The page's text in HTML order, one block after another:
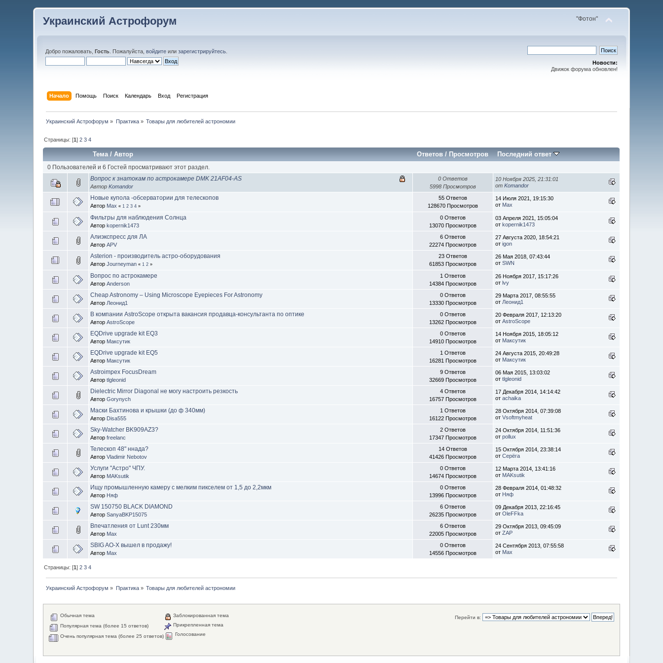
Украинский Астрофорум "Фотон"
Добро пожаловать,Гость . Пожалуйста,войдите илизарегистрируйтесь
Новости:
Движок форума обновлен!
Начало Помощь Поиск Календарь Вход Регистрация
Украинский Астрофорум » Практика» Товары для любителей астрономии
Страницы: [1]2 3 4
Тема/Автор Ответов /Просмотров Последний ответ
0 Пользователей и 6 Гостей просматривают этот раздел.
Вопрос к знатокам по астрокамере DMK 21AF04-AS
АвторKomandor
0 Ответов
5998 Просмотров
10 Ноября 2025, 21:31:01
отKomandor
Новые купола -обсерватории для телескопов
Автор Max « 1 2 3 4 »
55 Ответов
128670 Просмотров
14 Июля 2021, 19:15:30
от Max
Фильтры для наблюдения Солнца
Авторkopernik1473
0 Ответов
13070 Просмотров
03 Апреля 2021, 15:05:04
отkopernik1473
Алиэкспресс для ЛА
АвторAPV
6 Ответов
22274 Просмотров
27 Августа 2020, 18:54:21
отigon
Asterion - производитель астро-оборудования
АвторJourneyman « 1 2 »
23 Ответов
61853 Просмотров
26 Мая 2018, 07:43:44
отSWN
Вопрос по астрокамере
АвторAnderson
1 Ответов
14384 Просмотров
26 Ноября 2017, 15:17:26
отlvy
Cheap Astronomy – Using Microscope Eyepieces For Astronomy
Автор Леонид1
0 Ответов
13330 Просмотров
29 Марта 2017, 08:55:55
от Леонид1
В компании AstroScope открыта вакансия продавца-консультанта по оптике
АвторAstroScope
0 Ответов
13262 Просмотров
20 Февраля 2017, 12:13:20
отAstroScope
EQDrive upgrade kit EQ3
Автор Максутик
0 Ответов
14910 Просмотров
14 Ноября 2015, 18:05:12
от Максутик
EQDrive upgrade kit EQ5
Автор Максутик
1 Ответов
16281 Просмотров
24 Августа 2015, 20:49:28
от Максутик
Astroimpex FocusDream
Авторtlgleonid
9 Ответов
32669 Просмотров
06 Мая 2015, 13:03:02
отtlgleonid
Dielectric Mirror Diagonal не могу настроить резкость
АвторGorynych
4 Ответов
16757 Просмотров
17 Декабря 2014, 14:14:42
отachaika
Маски Бахтинова и крышки (до ф 340мм)
Автор Disa555
1 Ответов
16122 Просмотров
28 Октября 2014, 07:39:08
отVsoftmyheat
Sky-Watcher BK909AZ3?
Авторfreelanc
2 Ответов
17347 Просмотров
24 Октября 2014, 11:51:36
отpollux
Телескоп 48" ннада?
АвторVladimir Nebotov
14 Ответов
41426 Просмотров
15 Октября 2014, 23:38:14
отСерёга
Услуги "Астро" ЧПУ.
Автор MAKsutik
0 Ответов
14674 Просмотров
12 Марта 2014, 13:41:16
от MAKsutik
Ищу промышленную камеру с мелким пикселем от 1,5 до 2,2мкм
Автор Няф
0 Ответов
13996 Просмотров
28 Февраля 2014, 01:48:32
от Няф
SW 150750 BLACK DIAMOND
АвторSanyaBKP15075
6 Ответов
26235 Просмотров
09 Декабря 2013, 22:16:45
отOleFFka
Впечатления от Lunt 230мм
Автор Max
6 Ответов
22005 Просмотров
29 Октября 2013, 09:45:09
отZAP
SBIG AO-X вышел в продажу!
Автор Max
0 Ответов
14556 Просмотров
24 Сентября 2013, 07:55:58
от Max
Страницы: [1]2 3 4
Украинский Астрофорум » Практика» Товары для любителей астрономии
Перейти в:
Обычная тема
Популярная тема (более 15 ответов)
Очень популярная тема (более 25 ответов)
Заблокированная тема
Прикрепленная тема
Голосование